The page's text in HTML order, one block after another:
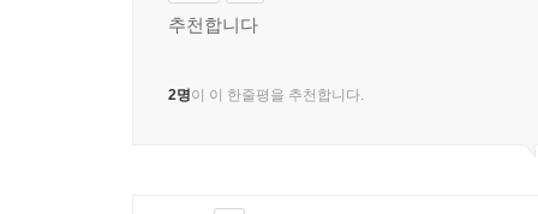
추천합니다
2명이 이 한줄평을 추천합니다.